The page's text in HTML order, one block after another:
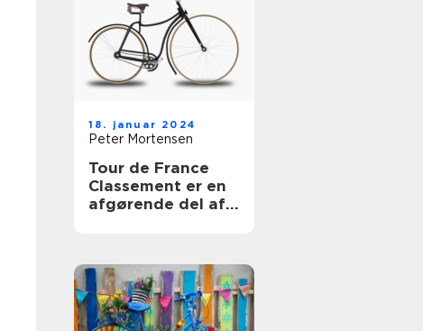
18. januar 2024
Peter Mortensen
Tour de France
Classement er en
afgørende del af